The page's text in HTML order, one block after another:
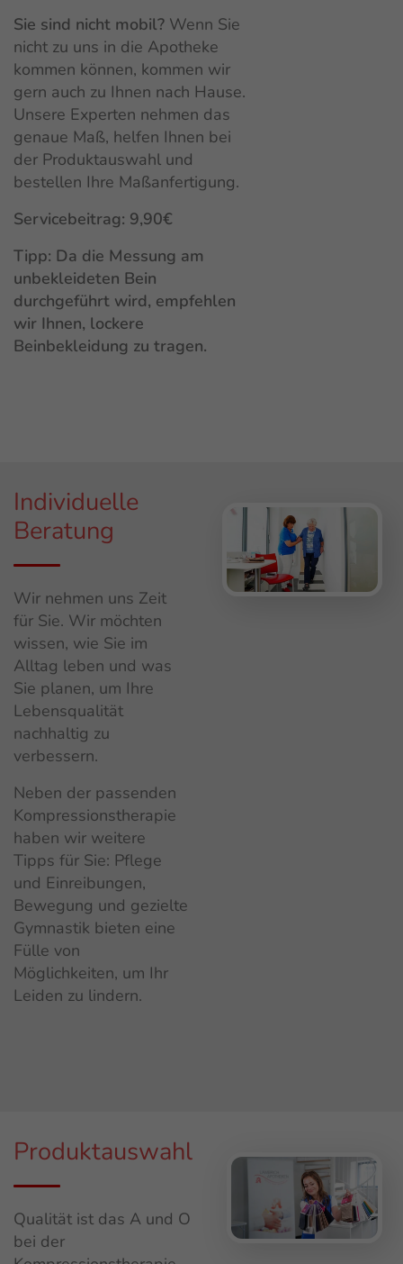
Sie sind nicht mobil? Wenn Sie
nicht zu uns in die Apotheke
kommen können, kommen wir
gern auch zu Ihnen nach Hause.
Unsere Experten nehmen das
genaue Maß, helfen Ihnen bei
der Produktauswahl und
bestellen Ihre Maßanfertigung.
Servicebeitrag: 9,90€
Tipp: Da die Messung am
unbekleideten Bein
durchgeführt wird, empfehlen
wir Ihnen, lockere
Beinbekleidung zu tragen.
Individuelle
Beratung
Wir nehmen uns Zeit
für Sie. Wir möchten
wissen, wie Sie im
Alltag leben und was
Sie planen, um Ihre
Lebensqualität
nachhaltig zu
verbessern.
Neben der passenden
Kompressionstherapie
haben wir weitere
Tipps für Sie: Pflege
und Einreibungen,
Bewegung und gezielte
Gymnastik bieten eine
Fülle von
Möglichkeiten, um Ihr
Leiden zu lindern.
Produktauswahl
Qualität ist das A und O
bei der